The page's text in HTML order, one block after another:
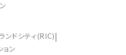
ンドシティ(RIC)
ン